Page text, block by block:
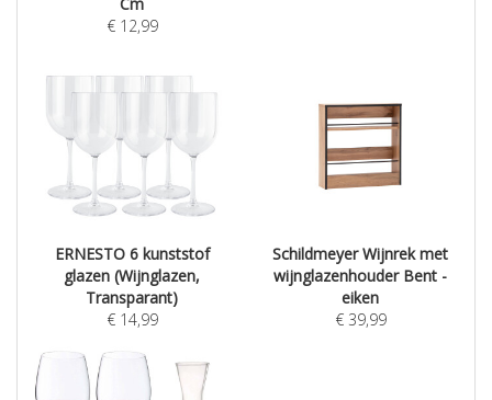
€ 12,99
ERNESTO 6 kunststof
glazen (Wijnglazen,
Transparant)
€ 14,99
Schildmeyer Wijnrek met
wijnglazenhouder Bent -
eiken
€ 39,99